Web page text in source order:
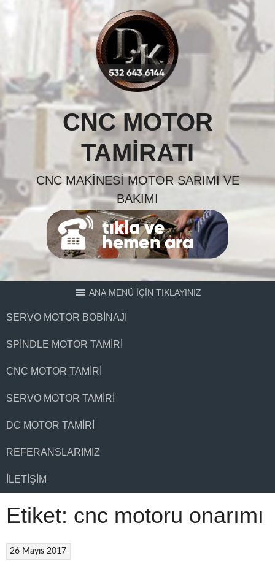
CNC MOTOR
TAMIRATI
CNC MAKINESI MOTOR SARIMI VE
BAKIMI
ANA MENÜ İÇİN TIKLAYINIZ
SERVO MOTOR BOBINAJI
SPINDLE MOTOR TAMIRI
CNC MOTOR TAMIRI
SERVO MOTOR TAMIRI
DC MOTOR TAMIRI
REFERANSLARIMIZ
İLETIŞIM
Etiket: cnc motoru onarımı
26 Mayıs 2017